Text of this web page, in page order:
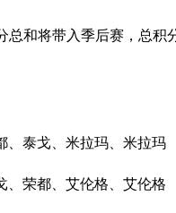
总和将带入季后赛，总积
、泰戈、米拉玛、米拉玛
、荣都、艾伦格、艾伦格